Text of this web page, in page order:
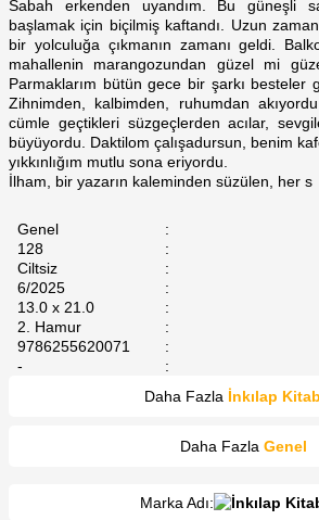
Sabah erkenden uyandım. Bu güneşli
başlamak için biçilmiş kaftandı. Uzun
bir yolculuğa çıkmanın zamanı geldi.
mahallenin marangozundan güzel mi
Parmaklarım bütün gece bir şarkı besteler
Zihnimden, kalbimden, ruhumdan
cümle geçtikleri süzgeçlerden acılar,
büyüyordu. Daktilom çalışadursun, benim
yıkkınlığım mutlu sona eriyordu.
İlham, bir yazarın kaleminden süzülen, her s
Genel
:
128
:
Ciltsiz
:
6/2025
:
13.0 x 21.0
:
2. Hamur
:
9786255620071
:
-
:
Daha Fazla İnkılap
Daha Fazla Genel
Marka Adı: